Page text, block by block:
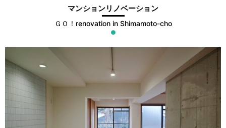
マンションリノベーション
ＧＯ！renovation in Shimamoto-cho
●